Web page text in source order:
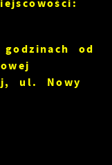
od
ul. Nowy